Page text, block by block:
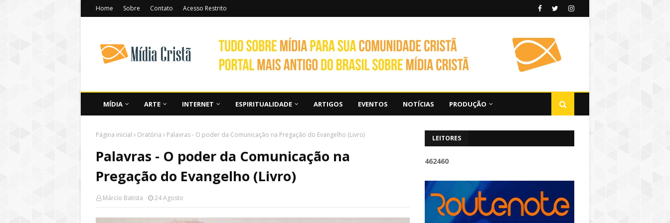
Home Sobre Contato Acesso Restrito
MÍDIA ARTE INTERNET ESPIRITUALIDADE ARTIGOS EVENTOS NOTÍCIAS PRODUÇÃO
Página inicial Oratória Palavras - O poder da Comunicação na Pregação do Evangelho (Livro)
Palavras - O poder da Comunicação na
Pregação do Evangelho (Livro)
Márcio Batista 24 Agosto
LEITORES
462460